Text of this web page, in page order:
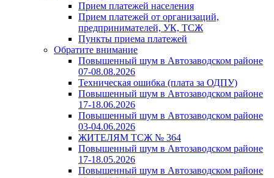
Прием платежей населения
Прием платежей от организаций,
предпринимателей, УК, ТСЖ
Пункты приема платежей
Обратите внимание
Повышенный шум в Автозаводском районе
07-08.08.2026
Техническая ошибка (плата за ОДПУ)
Повышенный шум в Автозаводском районе
17-18.06.2026
Повышенный шум в Автозаводском районе
03-04.06.2026
ЖИТЕЛЯМ ТСЖ № 364
Повышенный шум в Автозаводском районе
17-18.05.2026
Повышенный шум в Автозаводском районе